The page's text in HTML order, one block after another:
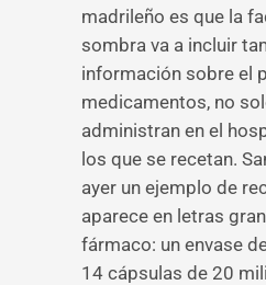
madrileño es que la
sombra va a incluir
información sobre el
medicamentos, no
administran en el
los que se recetan.
ayer un ejemplo de
aparece en letras
fármaco: un envase
14 cápsulas de 20